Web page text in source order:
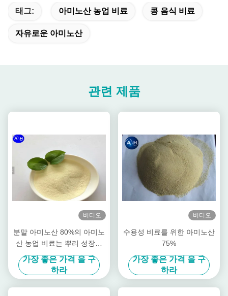
태그: 아미노산 농업 비료 콩 음식 비료
자유로운 아미노산
관련 제품
비디오
분말 아미노산 80%의 아미노
산 농업 비료는 뿌리 성장을
자극합니다
가장 좋은 가격 을 구
하라
비디오
수용성 비료를 위한 아미노산
75%
가장 좋은 가격 을 구
하라